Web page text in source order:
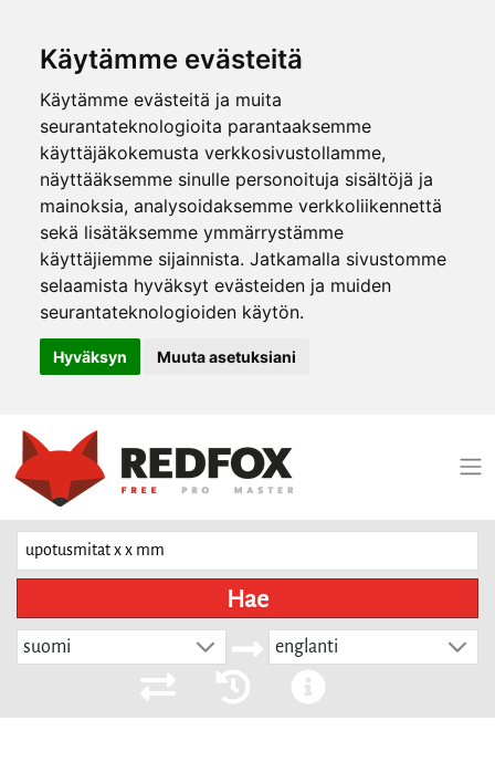
Käytämme evästeitä
Käytämme evästeitä ja muita
seurantateknologioita parantaaksemme
käyttäjäkokemusta verkkosivustollamme,
näyttääksemme sinulle personoituja sisältöjä ja
mainoksia, analysoidaksemme verkkoliikennettä
sekä lisätäksemme ymmärrystämme
käyttäjiemme sijainnista. Jatkamalla sivustomme
selaamista hyväksyt evästeiden ja muiden
seurantateknologioiden käytön.
Hyväksyn Muuta asetuksiani
Hae
suomi englanti